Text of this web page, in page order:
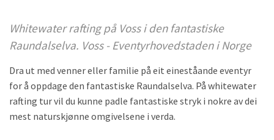
Whitewater rafting på Voss i den fantastiske
Raundalselva. Voss - Eventyrhovedstaden i Norge
Dra ut med venner eller familie på eit eineståande eventyr
for å oppdage den fantastiske Raundalselva. På whitewater
rafting tur vil du kunne padle fantastiske stryk i nokre av dei
mest naturskjønne omgivelsene i verda.